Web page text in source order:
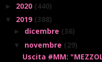
► 2020 (440)
▼ 2019 (388)
► dicembre (36)
▼ novembre (29)
Uscita #MM: